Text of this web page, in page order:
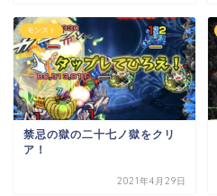
モンスト
禁忌の獄の二十七ノ獄をクリ
ア！
2021年4月29日